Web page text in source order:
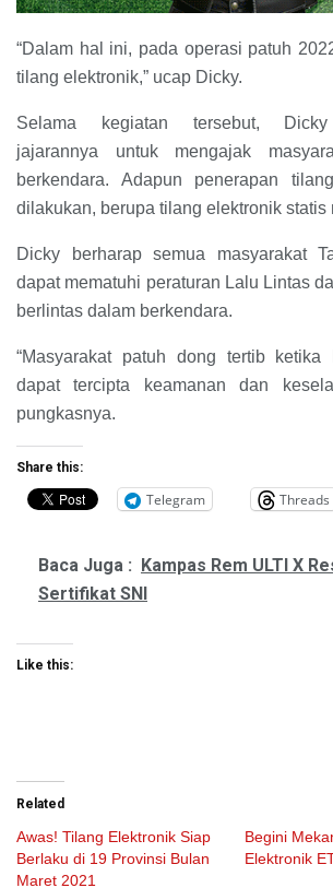
“Dalam hal ini, pada operasi patuh
tilang elektronik,” ucap Dicky.
Selama kegiatan tersebut, Dicky
jajarannya untuk mengajak
berkendara. Adapun penerapan
dilakukan, berupa tilang elektronik statis
Dicky berharap semua masyarakat
dapat mematuhi peraturan Lalu Lintas
berlintas dalam berkendara.
“Masyarakat patuh dong tertib ketika
dapat tercipta keamanan dan
pungkasnya.
Share this:
Telegram Threads
Baca Juga : Kampas Rem ULTI X
Sertifikat SNI
Like this:
Related
Awas! Tilang Elektronik Siap
Berlaku di 19 Provinsi Bulan
Maret 2021
Begini
Elektronik